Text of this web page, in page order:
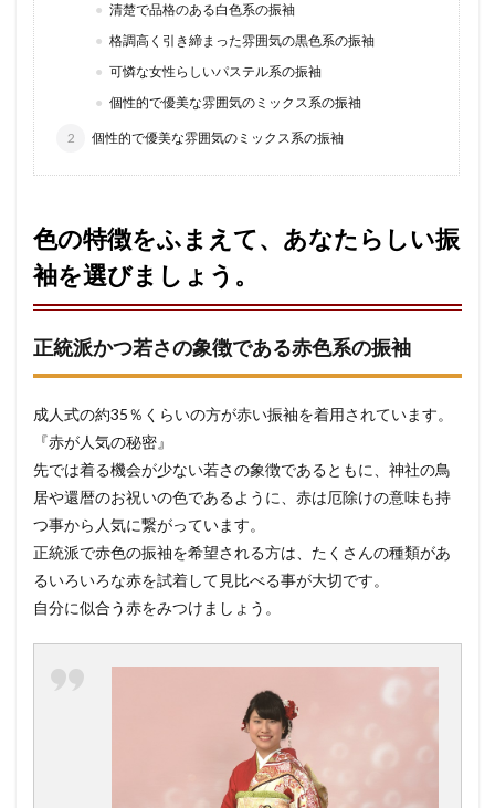
清楚で品格のある白色系の振袖
格調高く引き締まった雰囲気の黒色系の振袖
可憐な女性らしいパステル系の振袖
個性的で優美な雰囲気のミックス系の振袖
2 個性的で優美な雰囲気のミックス系の振袖
色の特徴をふまえて、あなたらしい振
袖を選びましょう。
正統派かつ若さの象徴である赤色系の振袖
成人式の約35％くらいの方が赤い振袖を着用されています。
『赤が人気の秘密』
先では着る機会が少ない若さの象徴であるともに、神社の鳥
居や還暦のお祝いの色であるように、赤は厄除けの意味も持
つ事から人気に繋がっています。
正統派で赤色の振袖を希望される方は、たくさんの種類があ
るいろいろな赤を試着して見比べる事が大切です。
自分に似合う赤をみつけましょう。